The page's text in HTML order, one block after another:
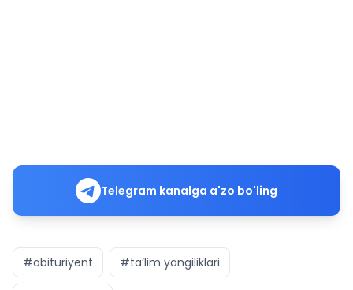
Telegram kanalga a'zo bo'ling
#abituriyent #ta’lim yangiliklari